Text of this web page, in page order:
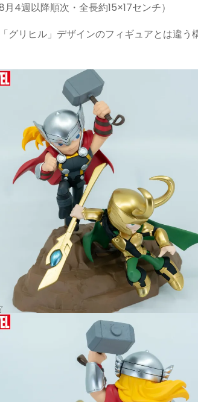
4週以降順次・全長約15×17センチ）
グリヒル」デザインのフィギュアとは違う